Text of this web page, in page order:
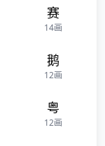
赛
14画
鹅
12画
粤
12画